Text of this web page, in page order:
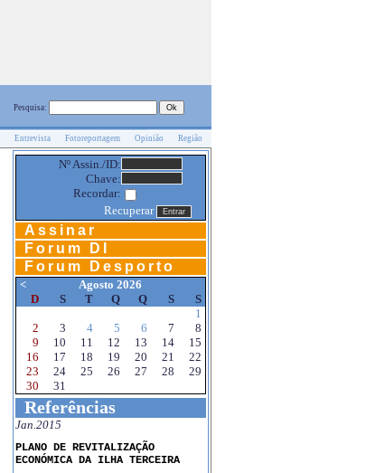
Pesquisa:
Entrevista Fotoreportagem Opinião Região
Nº Assin./ID:
Chave:
Recordar:
Recuperar
Assinar
Forum DI
Forum Desporto
<
Agosto 2026
D
S T Q Q S
S
1
2
3 4 5 6 7
8
9
10 11 12 13 14
15
16
17 18 19 20 21
22
23
24 25 26 27 28
29
30
31
Referências
Jan.2015
PLANO DE REVITALIZAÇÃO
ECONÓMICA DA ILHA TERCEIRA